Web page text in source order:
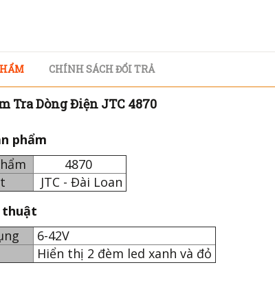
CHÍNH SÁCH ĐỔI TRẢ
Tra Dòng Điện JTC 4870
phẩm
4870
JTC - Đài Loan
thuật
6-42V
Hiển thị 2 đèm led xanh và đỏ